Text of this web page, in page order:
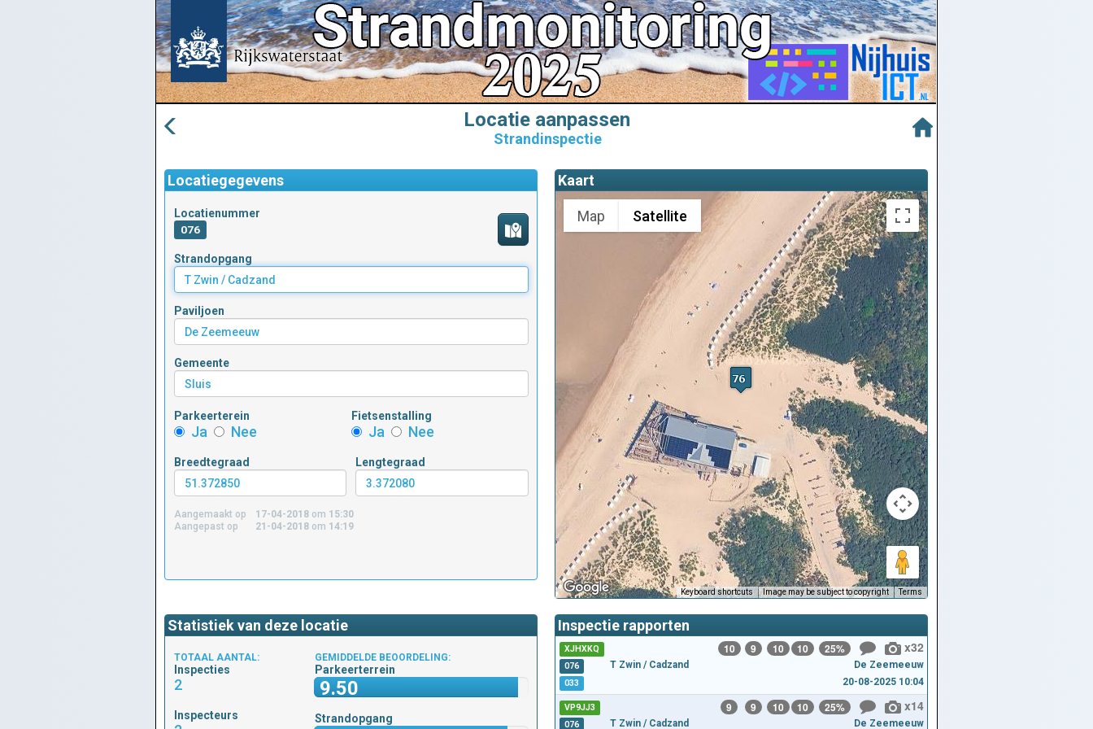
Locatie aanpassen
Strandinspectie
Locatiegegevens
Locatienummer
076
Strandopgang
Paviljoen
Gemeente
Parkeerterein
Ja Nee
Fietsenstalling
Ja Nee
Breedtegraad Lengtegraad
Aangemaakt op 17-04-2018 om 15:30
Aangepast op
21-04-2018 om 14:19
Kaart
Map Satellite
Keyboard shortcuts Image may be subject to copyright Terms
Statistiek van deze locatie
TOTAAL AANTAL:
Inspecties
2
Inspecteurs
GEMIDDELDE BEOORDELING:
Parkeerterrein
9.50
Strandopgang
Inspectie rapporten
XJHXKQ 10 9 10 10 25% x32
076 T Zwin / Cadzand De Zeemeeuw
033 20-08-2025 10:04
VP9JJ3 9 9 10 10 25% x14
076 T Zwin / Cadzand De Zeemeeuw